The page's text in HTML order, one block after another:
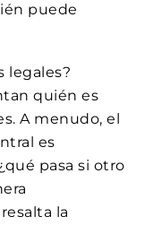
puede
legales?
quién es
A menudo, el
es
pasa si otro
la